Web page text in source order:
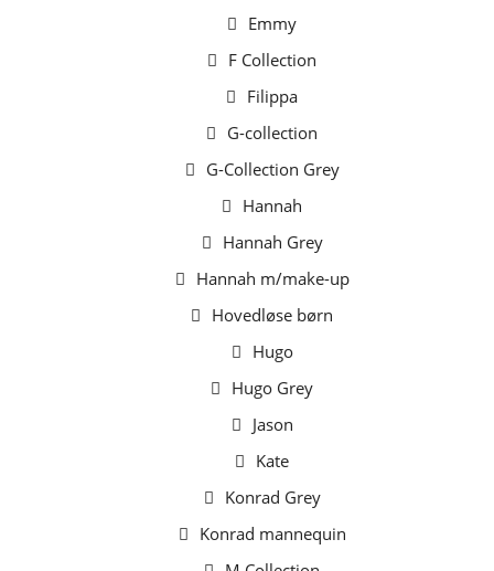
Emmy
F Collection
Filippa
G-collection
G-Collection Grey
Hannah
Hannah Grey
Hannah m/make-up
Hovedløse børn
Hugo
Hugo Grey
Jason
Kate
Konrad Grey
Konrad mannequin